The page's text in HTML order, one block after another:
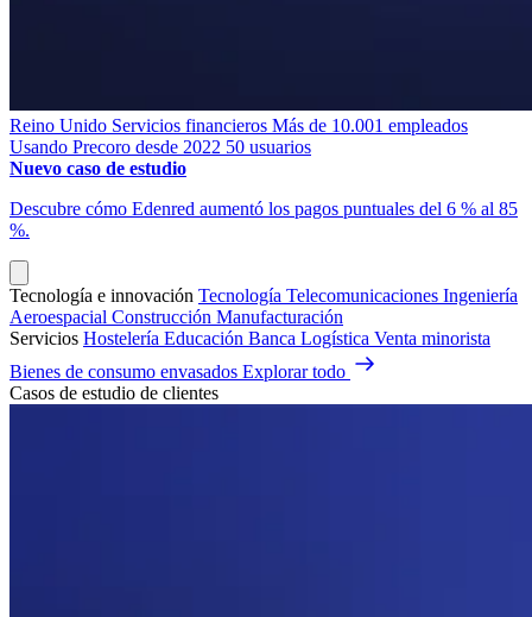
Reino Unido Servicios financieros Más de 10.001 empleados
Usando Precoro desde 2022 50 usuarios
Nuevo caso de estudio
Descubre cómo Edenred aumentó los pagos puntuales del 6 % al 85
%.
Tecnología e innovación Tecnología Telecomunicaciones Ingeniería
Aeroespacial Construcción Manufacturación
Servicios Hostelería Educación Banca Logística Venta minorista
Bienes de consumo envasados Explorar todo
Casos de estudio de clientes